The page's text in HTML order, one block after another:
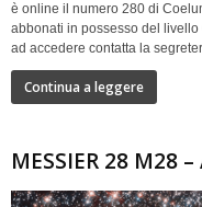
è online il numero 280 di
abbonati in possesso del
ad accedere contatta la
Continua a leggere
MESSIER 28 M28